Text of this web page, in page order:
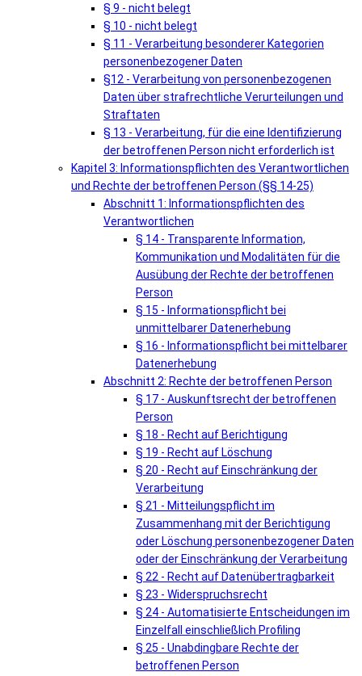
§ 9 - nicht belegt
§ 10 - nicht belegt
§ 11 - Verarbeitung besonderer Kategorien
personenbezogener Daten
§12 - Verarbeitung von personenbezogenen
Daten über strafrechtliche Verurteilungen und
Straftaten
§ 13 - Verarbeitung, für die eine Identifizierung
der betroffenen Person nicht erforderlich ist
Kapitel 3: Informationspflichten des Verantwortlichen
und Rechte der betroffenen Person (§§ 14-25)
Abschnitt 1: Informationspflichten des
Verantwortlichen
§ 14 - Transparente Information,
Kommunikation und Modalitäten für die
Ausübung der Rechte der betroffenen
Person
§ 15 - Informationspflicht bei
unmittelbarer Datenerhebung
§ 16 - Informationspflicht bei mittelbarer
Datenerhebung
Abschnitt 2: Rechte der betroffenen Person
§ 17 - Auskunftsrecht der betroffenen
Person
§ 18 - Recht auf Berichtigung
§ 19 - Recht auf Löschung
§ 20 - Recht auf Einschränkung der
Verarbeitung
§ 21 - Mitteilungspflicht im
Zusammenhang mit der Berichtigung
oder Löschung personenbezogener Daten
oder der Einschränkung der Verarbeitung
§ 22 - Recht auf Datenübertragbarkeit
§ 23 - Widerspruchsrecht
§ 24 - Automatisierte Entscheidungen im
Einzelfall einschließlich Profiling
§ 25 - Unabdingbare Rechte der
betroffenen Person